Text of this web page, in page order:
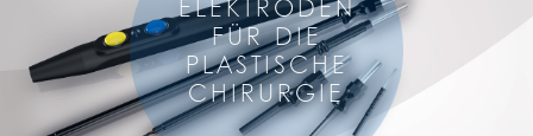
FÜR DIE
PLASTISCHE
CHIRURGIE